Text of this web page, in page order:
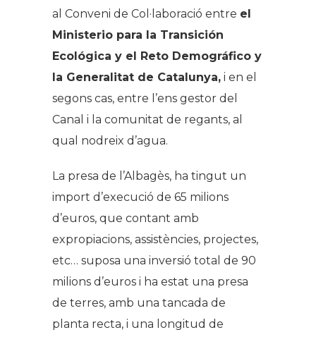
al Conveni de Col·laboració entre el
Ministerio para la Transición
Ecológica y el Reto Demográfico y
la Generalitat de Catalunya, i en el
segons cas, entre l’ens gestor del
Canal i la comunitat de regants, al
qual nodreix d’agua.
La presa de l’Albagès, ha tingut un
import d’execució de 65 milions
d’euros, que contant amb
expropiacions, assistències, projectes,
etc… suposa una inversió total de 90
milions d’euros i ha estat una presa
de terres, amb una tancada de
planta recta, i una longitud de